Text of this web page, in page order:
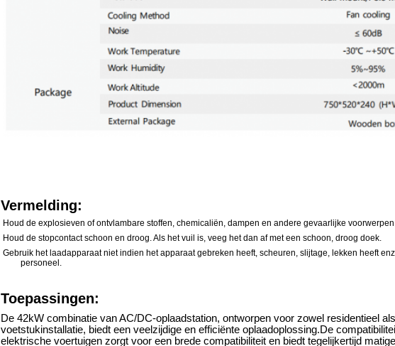
Vermelding:
Houd de explosieven of ontvlambare stoffen, chemicaliën, dampen en andere gevaarlijke
Houd de stopcontact schoon en droog. Als het vuil is, veeg het dan af met een schoon, droog doek.
Gebruik het laadapparaat niet indien het apparaat gebreken heeft, scheuren, slijtage, lekken heeft
personeel.
Toepassingen:
De 42kW combinatie van AC/DC-oplaadstation, ontworpen voor zowel residentieel
voetstukinstallatie, biedt een veelzijdige en efficiënte oplaadoplossing.De
elektrische voertuigen zorgt voor een brede compatibiliteit en biedt tegelijkertijd